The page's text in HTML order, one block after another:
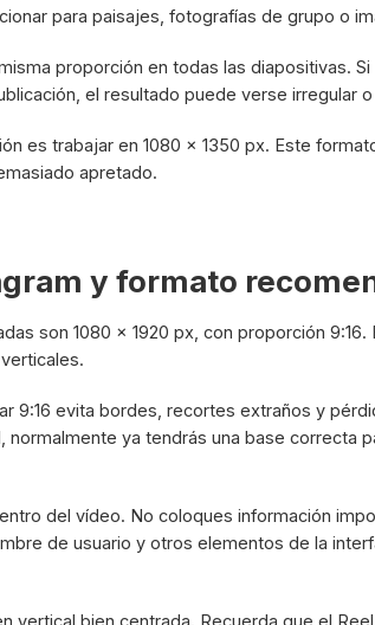
para paisajes, fotografías de grupo o
proporción en todas las diapositivas.
el resultado puede verse irregular
es trabajar en 1080 x 1350 px. Este
apretado.
y formato
son 1080 x 1920 px, con proporción
9:16 evita bordes, recortes extraños y
ya tendrás una base correcta
del vídeo. No coloques información
de usuario y otros elementos de la
vertical bien centrada. Recuerda que el